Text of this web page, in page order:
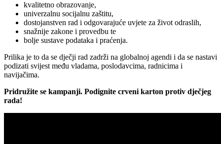
kvalitetno obrazovanje,
univerzalnu socijalnu zaštitu,
dostojanstven rad i odgovarajuće uvjete za život odraslih,
snažnije zakone i provedbu te
bolje sustave podataka i praćenja.
Prilika je to da se dječji rad zadrži na globalnoj agendi i da se nastavi
podizati svijest među vladama, poslodavcima, radnicima i
navijačima.
Pridružite se kampanji. Podignite crveni karton protiv dječjeg
rada!